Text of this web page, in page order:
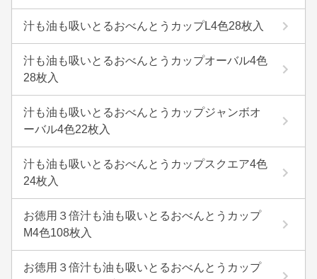
汁も油も吸いとるおべんとうカップL4色28枚入
汁も油も吸いとるおべんとうカップオーバル4色
28枚入
汁も油も吸いとるおべんとうカップジャンボオ
ーバル4色22枚入
汁も油も吸いとるおべんとうカップスクエア4色
24枚入
お徳用３倍汁も油も吸いとるおべんとうカップ
M4色108枚入
お徳用３倍汁も油も吸いとるおべんとうカップ